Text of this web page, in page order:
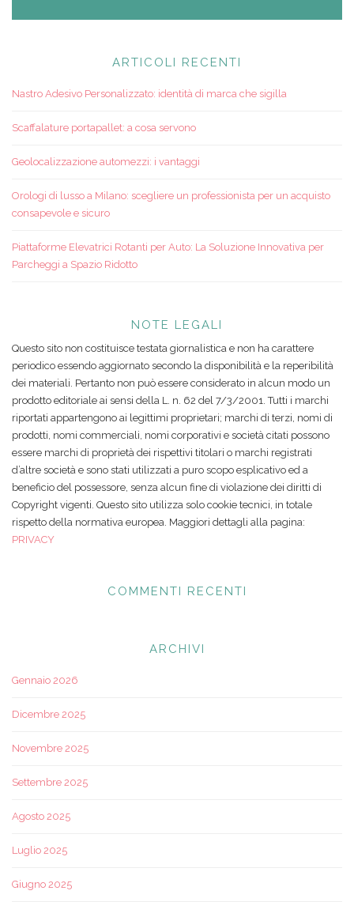
ARTICOLI RECENTI
Nastro Adesivo Personalizzato: identità di marca che sigilla
Scaffalature portapallet: a cosa servono
Geolocalizzazione automezzi: i vantaggi
Orologi di lusso a Milano: scegliere un professionista per un acquisto
consapevole e sicuro
Piattaforme Elevatrici Rotanti per Auto: La Soluzione Innovativa per
Parcheggi a Spazio Ridotto
NOTE LEGALI
Questo sito non costituisce testata giornalistica e non ha carattere
periodico essendo aggiornato secondo la disponibilità e la reperibilità
dei materiali. Pertanto non può essere considerato in alcun modo un
prodotto editoriale ai sensi della L. n. 62 del 7/3/2001. Tutti i marchi
riportati appartengono ai legittimi proprietari; marchi di terzi, nomi di
prodotti, nomi commerciali, nomi corporativi e società citati possono
essere marchi di proprietà dei rispettivi titolari o marchi registrati
d’altre società e sono stati utilizzati a puro scopo esplicativo ed a
beneficio del possessore, senza alcun fine di violazione dei diritti di
Copyright vigenti. Questo sito utilizza solo cookie tecnici, in totale
rispetto della normativa europea. Maggiori dettagli alla pagina:
PRIVACY
COMMENTI RECENTI
ARCHIVI
Gennaio 2026
Dicembre 2025
Novembre 2025
Settembre 2025
Agosto 2025
Luglio 2025
Giugno 2025